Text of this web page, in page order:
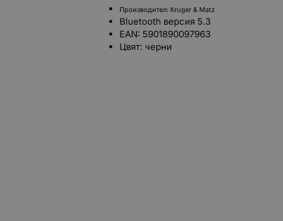
Производител: Kruger & Matz
Bluetooth версия 5.3
EAN: 5901890097963
Цвят: черни